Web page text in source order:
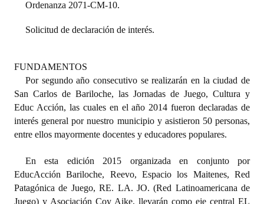
Reglamento Interno
Digesto
DOCUMENTOS
Informes de Gestión
Proyectos Presentados
Dictámenes Asesoría Letrada
Actas de Sesión
Ordenanza 2071-CM-10.
Solicitud de declaración de interés.
FUNDAMENTOS
Por segundo año consecutivo se realizarán en la ciudad de
San Carlos de Bariloche, las Jornadas de Juego, Cultura y
Educ Acción, las cuales en el año 2014 fueron declaradas de
interés general por nuestro municipio y asistieron 50 personas,
entre ellos mayormente docentes y educadores populares.
En esta edición 2015 organizada en conjunto por
EducAcción Bariloche, Reevo, Espacio los Maitenes, Red
Patagónica de Juego, RE. LA. JO. (Red Latinoamericana de
Juego) y Asociación Coy Aike, llevarán como eje central EL